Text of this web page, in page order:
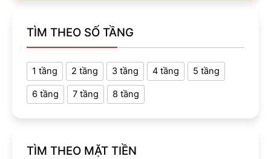
TÌM THEO SỐ TẦNG
1 tầng 2 tầng 3 tầng 4 tầng 5 tầng
6 tầng 7 tầng 8 tầng
TÌM THEO MẶT TIỀN